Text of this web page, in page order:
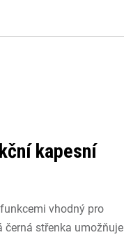
kapesní
vhodný pro
černá střenka umožňuje